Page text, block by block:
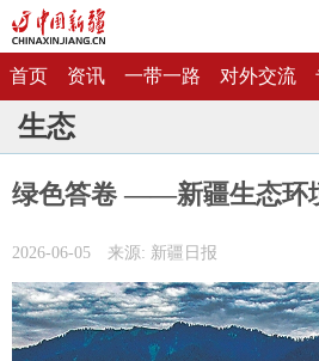
首页 资讯 一带一路 对外交流
生态
绿色答卷 ——新疆生态环
2026-06-05 来源: 新疆日报